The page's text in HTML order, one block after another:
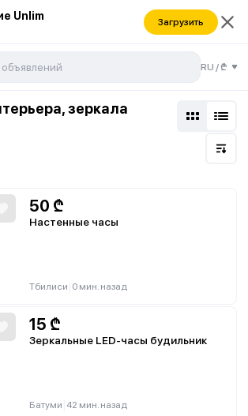
Unlim Загрузить
RU /₾
зеркала
50 ₾
Настенные часы
Тбилиси 0 мин. назад
15 ₾
Зеркальные LED-часы будильник
Батуми 42 мин. назад